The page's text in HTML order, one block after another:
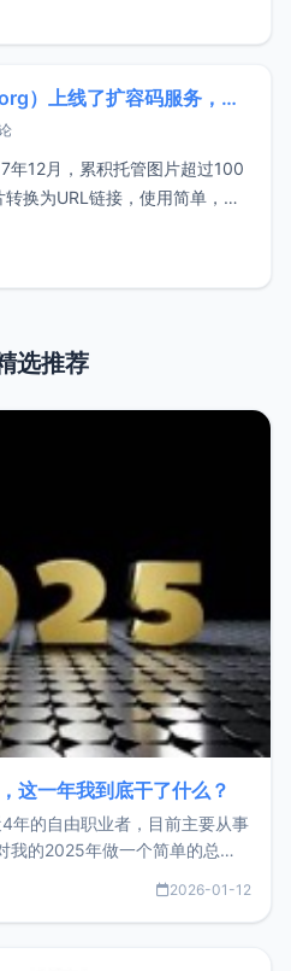
能和性能，以满足用户的需
对ImgURL的支持和信任，您的
ImgURL（www.imgurl.org）上线了扩容码服务，限时优惠9.9元/年
年12月，累积托管图片超过100
换为URL链接，使用简单，操
》。为了进一步满足个人用户
容码服务。注册使用如果您还没
选推荐
这一年我到底干了什么？
年的自由职业者，目前主要从事
我的2025年做一个简单的总
实，2026年不求突破，但求保
2026-01-12